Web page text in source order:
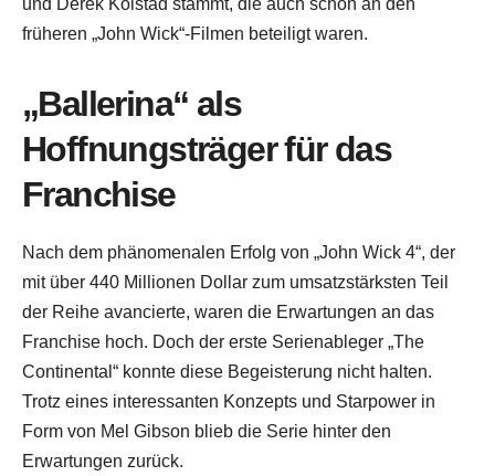
früheren „John Wick“-Filmen beteiligt waren.
„Ballerina“ als
Hoffnungsträger für das
Franchise
Nach dem phänomenalen Erfolg von „John Wick 4“, der
mit über 440 Millionen Dollar zum umsatzstärksten Teil
der Reihe avancierte, waren die Erwartungen an das
Franchise hoch. Doch der erste Serienableger „The
Continental“ konnte diese Begeisterung nicht halten.
Trotz eines interessanten Konzepts und Starpower in
Form von Mel Gibson blieb die Serie hinter den
Erwartungen zurück.